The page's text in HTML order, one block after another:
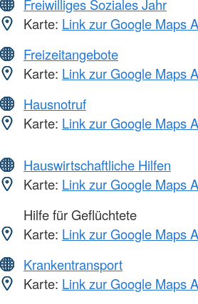
Freiwilliges Soziales Jahr
Karte: Link zur Google Maps
Freizeitangebote
Karte: Link zur Google Maps
Hausnotruf
Karte: Link zur Google Maps
Hauswirtschaftliche Hilfen
Karte: Link zur Google Maps
Hilfe für Geflüchtete
Karte: Link zur Google Maps
Krankentransport
Karte: Link zur Google Maps